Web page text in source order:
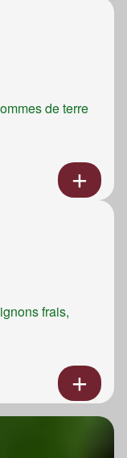
de terre
frais,